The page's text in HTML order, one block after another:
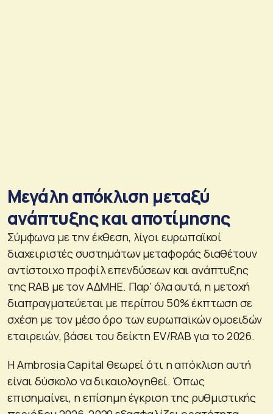
Μεγάλη απόκλιση μεταξύ
ανάπτυξης και αποτίμησης
Σύμφωνα με την έκθεση, λίγοι ευρωπαϊκοί
διαχειριστές συστημάτων μεταφοράς διαθέτουν
αντίστοιχο προφίλ επενδύσεων και ανάπτυξης
της RAB με τον ΑΔΜΗΕ. Παρ’ όλα αυτά, η μετοχή
διαπραγματεύεται με περίπου 50% έκπτωση σε
σχέση με τον μέσο όρο των ευρωπαϊκών ομοειδών
εταιρειών, βάσει του δείκτη EV/RAB για το 2026.
Η Ambrosia Capital θεωρεί ότι η απόκλιση αυτή
είναι δύσκολο να δικαιολογηθεί. Όπως
επισημαίνει, η επίσημη έγκριση της ρυθμιστικής